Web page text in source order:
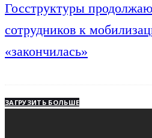
Госструктуры
сотрудников к
«закончилась»
ЗАГРУЗИТЬ БОЛЬШЕ